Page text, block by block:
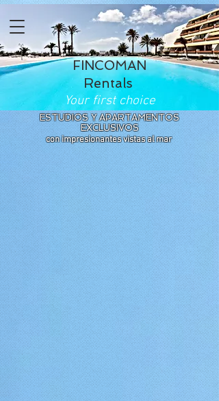
FINCOMAN
Rentals
Your first choice
ESTUDIOS Y APARTAMENTOS
EXCLUSIVOS
con impresionantes vistas al mar